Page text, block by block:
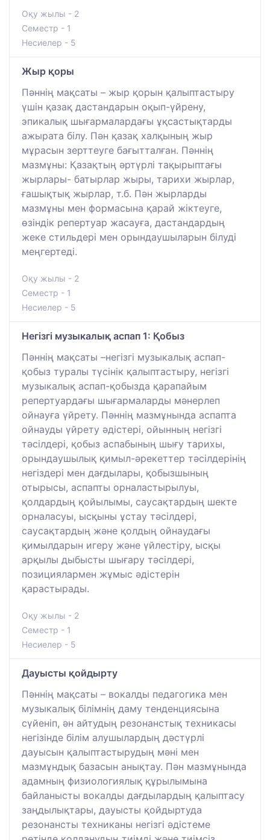
Оқу жылы - 2
Семестр - 1
Несиелер - 5
Жыр қоры
Пәннің мақсаты – жыр қорын қалыптастыру
үшін қазақ дастандарын оқып-үйрену,
эпикалық шығармалардағы ұқсастықтарды
ажырата білу. Пән қазақ халқының жыр
мұрасын зерттеуге бағытталған. Пәннің
мазмұны: Қазақтың әртүрлі тақырыптағы
жырлары- батырлар жыры, тарихи жырлар,
ғашықтық жырлар, т.б. Пән жырларды
мазмұны мен формасына қарай жіктеуге,
өзіндік репертуар жасауға, дастандардың
жеке стильдері мен орындаушыларын білуді
меңгертеді.
Оқу жылы - 2
Семестр - 1
Несиелер - 5
Негізгі музыкалық аспап 1: Қобыз
Пәннің мақсаты –негізгі музыкалық аспап-
қобыз туралы түсінік қалыптастыру, негізгі
музыкалық аспап-қобызда қарапайым
репертуардағы шығармаларды мәнерлеп
ойнауға үйрету. Пәннің мазмұнында аспапта
ойнауды үйрету әдістері, ойынның негізгі
тәсілдері, қобыз аспабының шығу тарихы,
орындаушылық қимыл-әрекеттер тәсілдерінің
негіздері мен дағдылары, қобызшының
отырысы, аспапты орналастырылуы,
қолдардың қойылымы, саусақтардың шекте
орналасуы, ысқыны ұстау тәсілдері,
саусақтардың және қолдың ойнаудағы
қимылдарын игеру және үйлестіру, ысқы
арқылы дыбысты шығару тәсілдері,
позициялармен жұмыс әдістерін
қарастырады.
Оқу жылы - 2
Семестр - 1
Несиелер - 5
Дауысты қойдырту
Пәннің мақсаты – вокалды педагогика мен
музыкалық білімнің даму тенденциясына
сүйеніп, ән айтудың резонанстық техникасы
негізінде білім алушылардың дәстүрлі
дауысын қалыптастырудың мәні мен
мазмұндық базасын анықтау. Пән мазмұнында
адамның физиологиялық құрылымына
байланысты вокалды дағдылардың қалыптасу
заңдылықтары, дауысты қойдыртуда
резонансты техниканы негізгі әдістеме